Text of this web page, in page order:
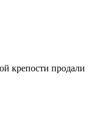
крепости продали